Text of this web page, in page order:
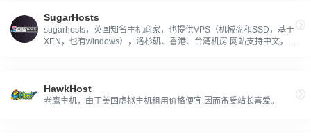
SugarHosts
sugarhosts，英国知名主机商家，也提供VPS（机械盘和SSD，基于
XEN，也有windows），洛杉矶、香港、台湾机房.网站支持中文，方
HawkHost
老鹰主机，由于美国虚拟主机租用价格便宜,因而备受站长喜爱。